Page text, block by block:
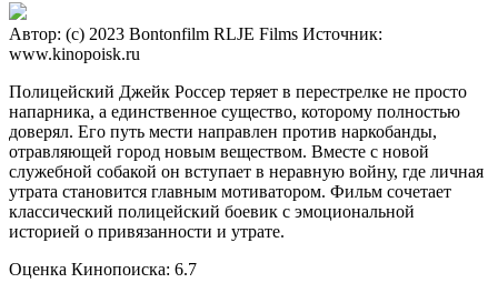
Автор: (c) 2023 Bontonfilm RLJE Films Источник:
www.kinopoisk.ru
Полицейский Джейк Россер теряет в перестрелке не просто
напарника, а единственное существо, которому полностью
доверял. Его путь мести направлен против наркобанды,
отравляющей город новым веществом. Вместе с новой
служебной собакой он вступает в неравную войну, где личная
утрата становится главным мотиватором. Фильм сочетает
классический полицейский боевик с эмоциональной
историей о привязанности и утрате.
Оценка Кинопоиска: 6.7